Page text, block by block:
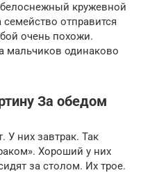
кружевной
отправится
очень похожи.
мальчиков одинаково
За обедом
У них завтрак. Так
Хороший у них
за столом. Их трое.